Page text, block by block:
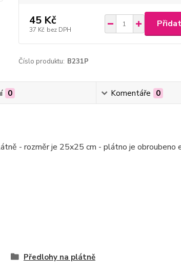
45 Kč
37 Kč bez DPH
Číslo produktu: B231P
0 Komentáře 0
- rozměr je 25x25 cm - plátno je obroubeno
Předlohy na plátně